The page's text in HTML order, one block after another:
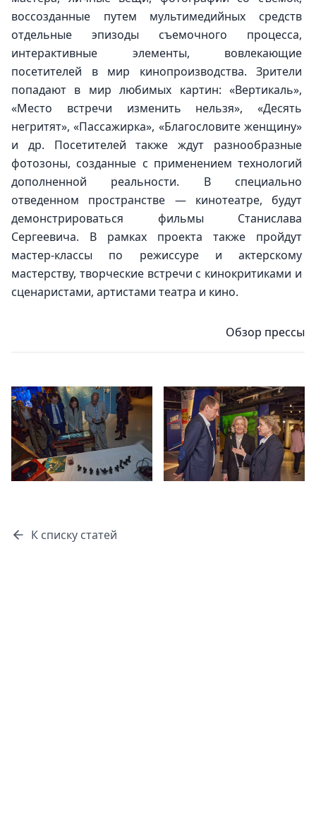
воссозданные путем мультимедийных средств
отдельные эпизоды съемочного процесса,
интерактивные элементы, вовлекающие
посетителей в мир кинопроизводства. Зрители
попадают в мир любимых картин: «Вертикаль»,
«Место встречи изменить нельзя», «Десять
негритят», «Пассажирка», «Благословите женщину»
и др. Посетителей также ждут разнообразные
фотозоны, созданные с применением технологий
дополненной реальности. В специально
отведенном пространстве — кинотеатре, будут
демонстрироваться фильмы Станислава
Сергеевича. В рамках проекта также пройдут
мастер-классы по режиссуре и актерскому
мастерству, творческие встречи с кинокритиками и
сценаристами, артистами театра и кино.
Обзор прессы
К списку статей